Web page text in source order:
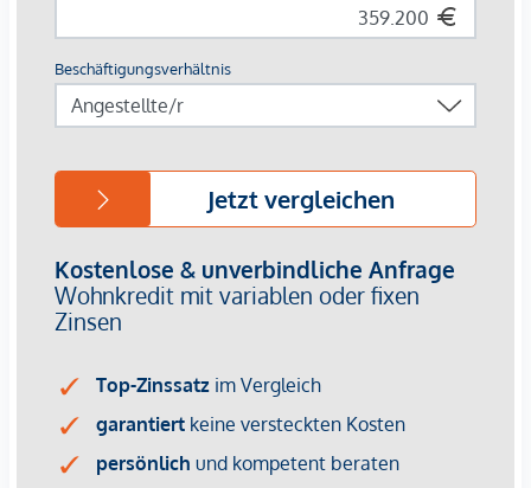
Vereinbaren Sie noch heute einen unverbindlichen
Besichtigungstermin. Wir freuen uns auf Ihre Anfrage!
-----------
Telefon: +43 676 7603986
E-Mail: oberhuber@immoquelle.at
-----------
*Der Vertrag kommt nicht mit der INFINA Credit Broker
GmbH zustande. Das Objekt wird von einem externen
Vertragsabschluss resultierende Rechte sind ausschließlich